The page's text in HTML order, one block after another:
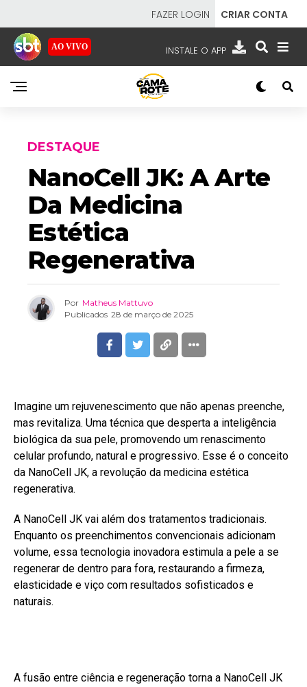
FAZER LOGIN CRIAR CONTA
AO VIVO INSTALE O APP
EMISSORAS
SBT - SISTEMA BRASILEIRO DE TELEVISÃO
DESTAQUE
NanoCell JK: A Arte
Da Medicina
Estética
Regenerativa
Por Matheus Mattuvo
Publicados 28 de março de 2025
Imagine um rejuvenescimento que não apenas preenche,
mas revitaliza. Uma técnica que desperta a inteligência
biológica da sua pele, promovendo um renascimento
celular profundo, natural e progressivo. Esse é o conceito
da NanoCell JK, a revolução da medicina estética
regenerativa.
A NanoCell JK vai além dos tratamentos tradicionais.
Enquanto os preenchimentos convencionais adicionam
volume, essa tecnologia inovadora estimula a pele a se
regenerar de dentro para fora, restaurando a firmeza,
elasticidade e viço com resultados sofisticados e
naturais.
A fusão entre ciência e regeneração torna a NanoCell JK